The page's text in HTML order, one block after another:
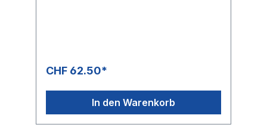
CHF 62.50*
In den Warenkorb